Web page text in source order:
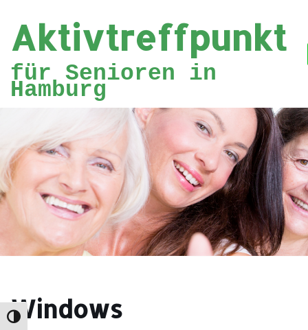
Umschalten auf hohe Kontraste
Zum
Inhalt
springen
Aktivtreffpunkt
für Senioren in
Hamburg
Windows